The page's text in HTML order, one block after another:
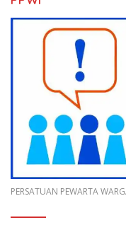
PERSATUAN PEWARTA